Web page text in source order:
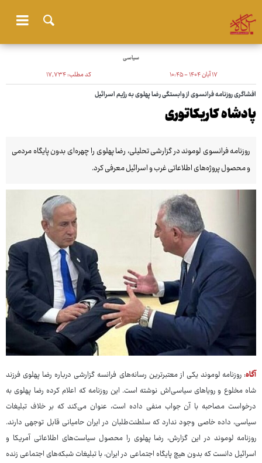
سیاسی
۱۷ آبان ۱۴۰۴ - ۱۰:۴۵ کد مطلب:۱۷٬۷۳۴
افشاگری روزنامه فرانسوی از وابستگی رضا پهلوی به رژیم اسرائیل
پادشاه کاریکاتوری
روزنامه فرانسوی لوموند در گزارشی تحلیلی، رضا پهلوی را چهره‌ای بدون پایگاه مردمی
و محصول پروژه‌های اطلاعاتی غرب و اسرائیل معرفی کرد.
آگاه: روزنامه لوموند یکی از معتبرترین رسانه‌های فرانسه گزارشی درباره رضا پهلوی فرزند
شاه مخلوع و رویاهای سیاسی‌اش نوشته است. این روزنامه که اعلام کرده رضا پهلوی به
درخواست مصاحبه با آن جواب منفی داده است، عنوان می‌کند که بر خلاف تبلیغات
سیاسی، داده خاصی وجود ندارد که سلطنت‌طلبان در ایران حامیانی قابل توجهی دارند.
روزنامه لوموند در این گزارش، رضا پهلوی را محصول سیاست‌های اطلاعاتی آمریکا و
اسرائیل دانست که بدون هیچ پایگاه اجتماعی در ایران، با تبلیغات شبکه‌های اجتماعی زنده